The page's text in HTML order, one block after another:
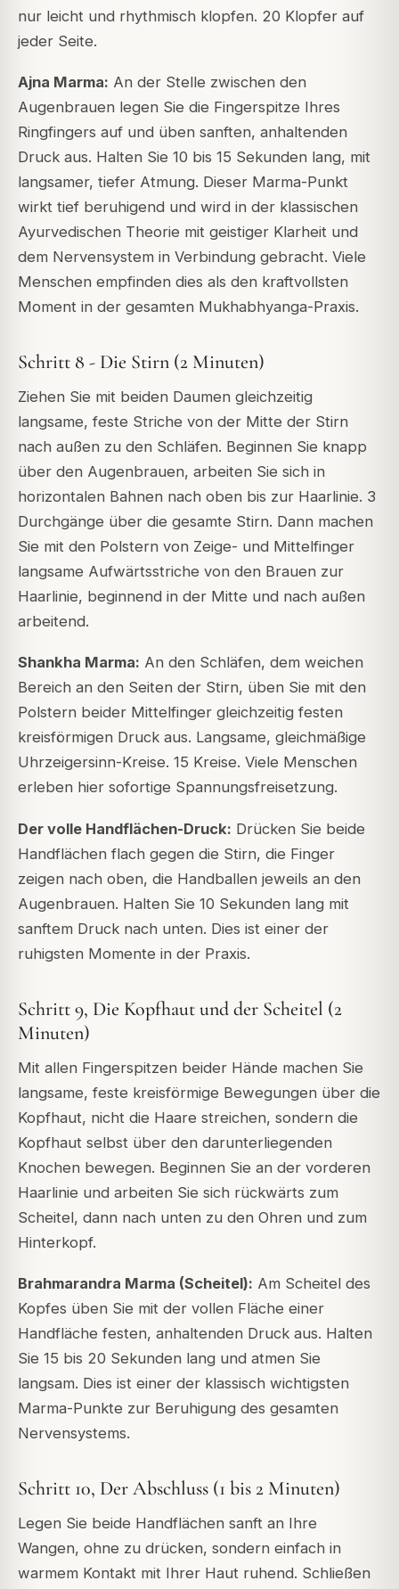
nur leicht und rhythmisch klopfen. 20 Klopfer auf
jeder Seite.
Ajna Marma: An der Stelle zwischen den
Augenbrauen legen Sie die Fingerspitze Ihres
Ringfingers auf und üben sanften, anhaltenden
Druck aus. Halten Sie 10 bis 15 Sekunden lang, mit
langsamer, tiefer Atmung. Dieser Marma-Punkt
wirkt tief beruhigend und wird in der klassischen
Ayurvedischen Theorie mit geistiger Klarheit und
dem Nervensystem in Verbindung gebracht. Viele
Menschen empfinden dies als den kraftvollsten
Moment in der gesamten Mukhabhyanga-Praxis.
Schritt 8 - Die Stirn (2 Minuten)
Ziehen Sie mit beiden Daumen gleichzeitig
langsame, feste Striche von der Mitte der Stirn
nach außen zu den Schläfen. Beginnen Sie knapp
über den Augenbrauen, arbeiten Sie sich in
horizontalen Bahnen nach oben bis zur Haarlinie. 3
Durchgänge über die gesamte Stirn. Dann machen
Sie mit den Polstern von Zeige- und Mittelfinger
langsame Aufwärtsstriche von den Brauen zur
Haarlinie, beginnend in der Mitte und nach außen
arbeitend.
Shankha Marma: An den Schläfen, dem weichen
Bereich an den Seiten der Stirn, üben Sie mit den
Polstern beider Mittelfinger gleichzeitig festen
kreisförmigen Druck aus. Langsame, gleichmäßige
Uhrzeigersinn-Kreise. 15 Kreise. Viele Menschen
erleben hier sofortige Spannungsfreisetzung.
Der volle Handflächen-Druck: Drücken Sie beide
Handflächen flach gegen die Stirn, die Finger
zeigen nach oben, die Handballen jeweils an den
Augenbrauen. Halten Sie 10 Sekunden lang mit
sanftem Druck nach unten. Dies ist einer der
ruhigsten Momente in der Praxis.
Schritt 9, Die Kopfhaut und der Scheitel (2
Minuten)
Mit allen Fingerspitzen beider Hände machen Sie
langsame, feste kreisförmige Bewegungen über die
Kopfhaut, nicht die Haare streichen, sondern die
Kopfhaut selbst über den darunterliegenden
Knochen bewegen. Beginnen Sie an der vorderen
Haarlinie und arbeiten Sie sich rückwärts zum
Scheitel, dann nach unten zu den Ohren und zum
Hinterkopf.
Brahmarandra Marma (Scheitel): Am Scheitel des
Kopfes üben Sie mit der vollen Fläche einer
Handfläche festen, anhaltenden Druck aus. Halten
Sie 15 bis 20 Sekunden lang und atmen Sie
langsam. Dies ist einer der klassisch wichtigsten
Marma-Punkte zur Beruhigung des gesamten
Nervensystems.
Schritt 10, Der Abschluss (1 bis 2 Minuten)
Legen Sie beide Handflächen sanft an Ihre
Wangen, ohne zu drücken, sondern einfach in
warmem Kontakt mit Ihrer Haut ruhend. Schließen